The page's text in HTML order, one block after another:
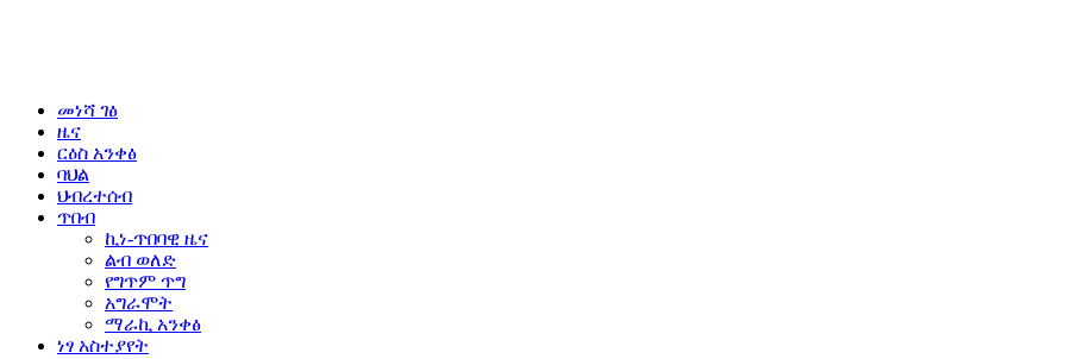
መነሻ ገፅ
ዜና
ርዕስ አንቀፅ
ባህል
ህብረተሰብ
ጥበብ
ኪነ-ጥበባዊ ዜና
ልብ ወለድ
የግጥም ጥግ
አግራሞት
ማራኪ አንቀፅ
ነፃ አስተያየት